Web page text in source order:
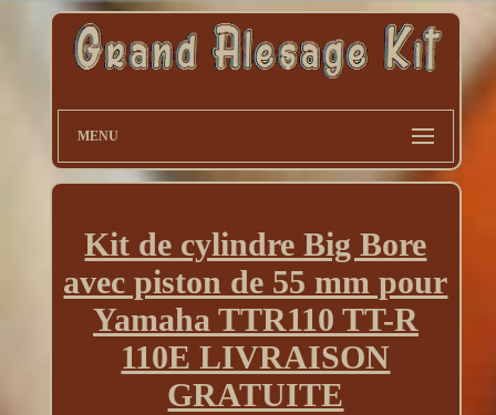
MENU
Kit de cylindre Big Bore
avec piston de 55 mm pour
Yamaha TTR110 TT-R
110E LIVRAISON
GRATUITE